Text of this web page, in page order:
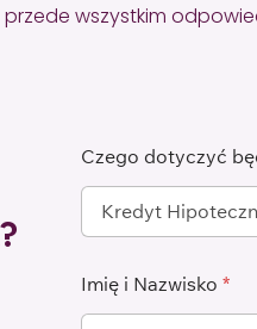
wszystkim
Czego dotyczyć
Imię i Nazwisko *